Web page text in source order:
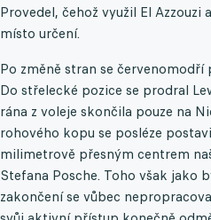
Provedel, čehož využil El
místo určení.
Po změně stran se červenomodří
Do střelecké pozice se prodral
rána z voleje skončila pouze na
rohového kopu se posléze
milimetrově přesným centrem
Stefana Posche. Toho však jako
zakončení se vůbec